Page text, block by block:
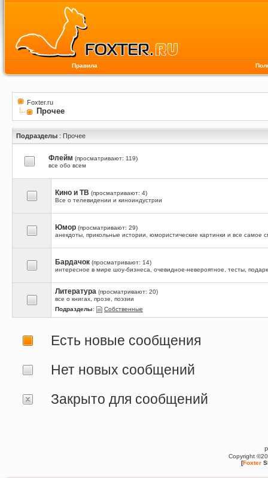
Правила
Foxter.ru
Прочее
Подразделы : Прочее
Флейм (просматривают: 119)
все обо всем
Кино и ТВ (просматривают: 4)
Все о телевидении и киноиндустрии
Юмор (просматривают: 29)
анекдоты, прикольные истории, юмористические картинки и все самое
Бардачок (просматривают: 14)
интересное в мире шоу-бизнеса, очевидное-невероятное, тесты,
Литература (просматривают: 20)
все о книгах, прозе, поэзии
Подразделы: Собственные
Есть новые сообщения
Нет новых сообщений
Закрыто для сообщений
Copyright
[Foxter